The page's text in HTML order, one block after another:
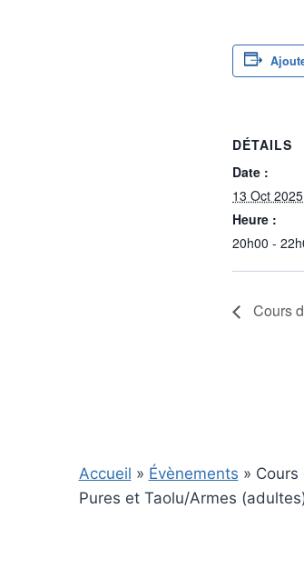
DÉTAILS
Date :
13 Oct 2025
Heure :
20h00 -
Cours
Accueil » Évènements » Cours
Pures et Taolu/Armes